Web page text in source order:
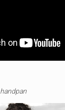
handpan